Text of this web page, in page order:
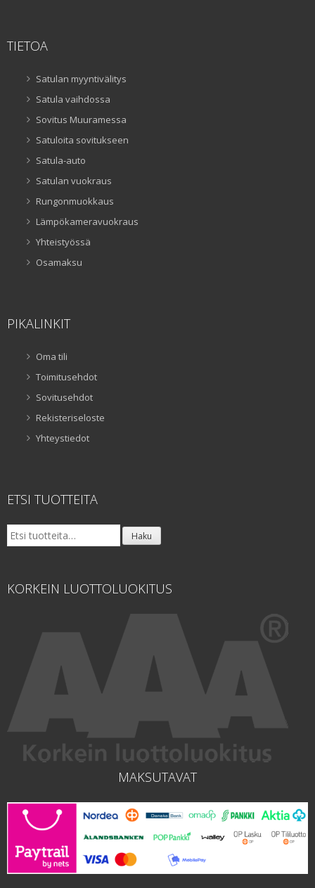
TIETOA
Satulan myyntivälitys
Satula vaihdossa
Sovitus Muuramessa
Satuloita sovitukseen
Satula-auto
Satulan vuokraus
Rungonmuokkaus
Lämpökameravuokraus
Yhteistyössä
Osamaksu
PIKALINKIT
Oma tili
Toimitusehdot
Sovitusehdot
Rekisteriseloste
Yhteystiedot
ETSI TUOTTEITA
Etsi: Haku
KORKEIN LUOTTOLUOKITUS
MAKSUTAVAT